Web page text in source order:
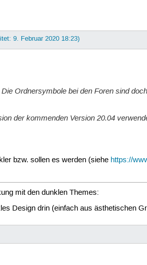
9. Februar 2020 18:23)
Ordnersymbole bei den Foren sind
der kommenden Version 20.04
bzw. sollen es werden (siehe https://
mit den dunklen Themes:
Design drin (einfach aus ästhetischen